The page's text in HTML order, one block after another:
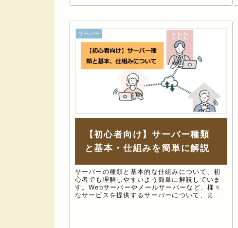
サーバー
【初心者向け】サーバー種類
と基本・仕組みを簡単に解説
サーバーの種類と基本的な仕組みについて、初
心者でも理解しやすいよう簡単に解説していま
す。Webサーバーやメールサーバーなど、様々
なサービスを提供するサーバーについて、また